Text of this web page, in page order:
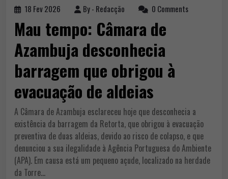
18 Fev 2026 By - Redacção 0 Comments
Mau tempo: Câmara de
Azambuja desconhecia
barragem que obrigou à
evacuação de aldeias
A Câmara de Azambuja esclareceu hoje que desconhecia a
existência da barragem da Retorta, que obrigou à evacuação
preventiva de duas aldeias, devido ao risco de colapso, e que
denunciou a sua ilegalidade à Agência Portuguesa do Ambiente
(APA). Em causa está um pequeno açude, localizado na herdade
da Torre…